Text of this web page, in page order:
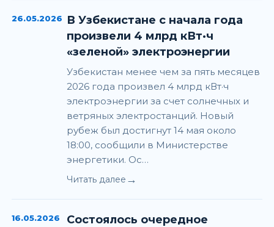
26.05.2026
В Узбекистане с начала года
произвели 4 млрд кВт·ч
«зеленой» электроэнергии
Узбекистан менее чем за пять месяцев
2026 года произвел 4 млрд кВт·ч
электроэнергии за счет солнечных и
ветряных электростанций. Новый
рубеж был достигнут 14 мая около
18:00, сообщили в Министерстве
энергетики. Ос…
Читать далее →
16.05.2026
Состоялось очередное